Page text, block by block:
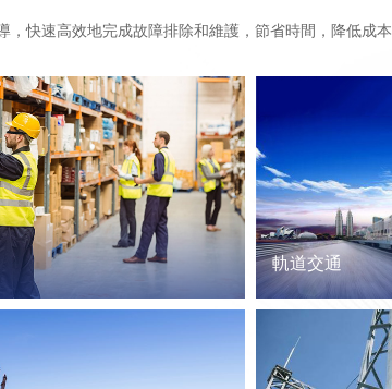
快速高效地完成故障排除和維護，節省時間，降低成本
軌道交通